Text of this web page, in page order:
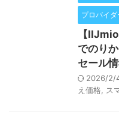
プロバイダ
【
でのり
セール
2026/2/
え価格
ス